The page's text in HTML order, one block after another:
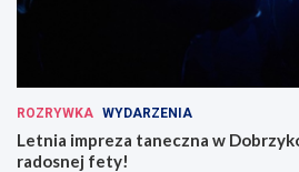
ROZRYWKA WYDARZENIA
Letnia impreza taneczna w
radosnej fety!